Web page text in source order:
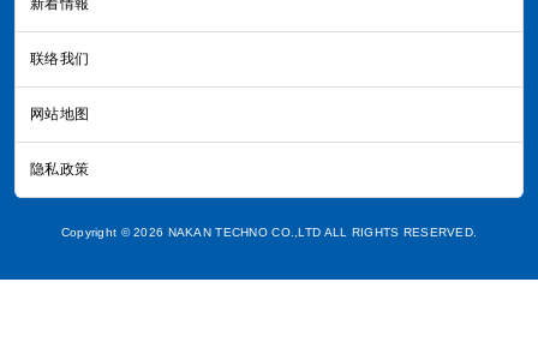
新着情報
联络我们
网站地图
隐私政策
Copyright © 2026 NAKAN TECHNO CO.,LTD ALL RIGHTS RESERVED.